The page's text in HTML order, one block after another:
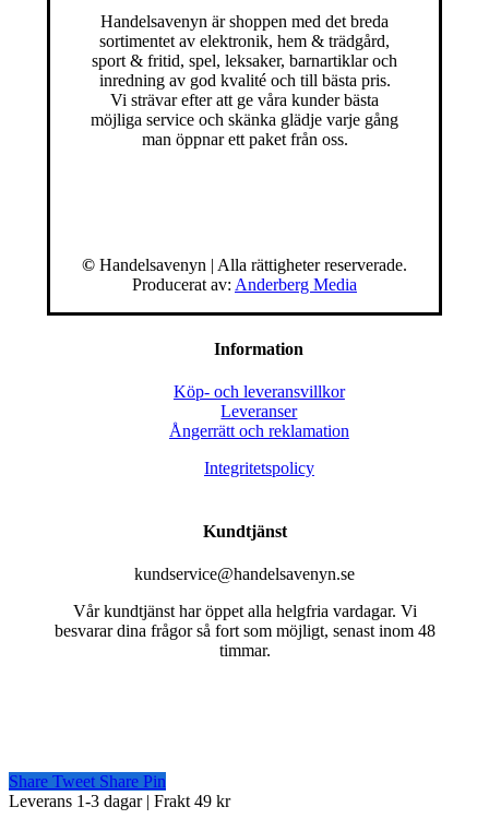
Handelsavenyn är shoppen med det breda
sortimentet av elektronik, hem & trädgård,
sport & fritid, spel, leksaker, barnartiklar och
inredning av god kvalité och till bästa pris.
Vi strävar efter att ge våra kunder bästa
möjliga service och skänka glädje varje gång
man öppnar ett paket från oss.
© Handelsavenyn | Alla rättigheter reserverade.
Producerat av: Anderberg Media
Information
Köp- och leveransvillkor
Leveranser
Ångerrätt och reklamation
Integritetspolicy
Kundtjänst
kundservice@handelsavenyn.se
Vår kundtjänst har öppet alla helgfria vardagar. Vi
besvarar dina frågor så fort som möjligt, senast inom 48
timmar.
Share Tweet Share Pin
Close
Leverans 1-3 dagar | Frakt 49 kr